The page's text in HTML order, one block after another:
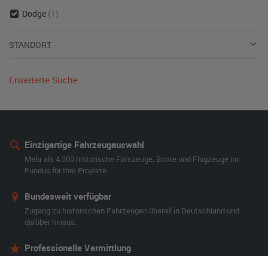
Dodge (1)
STANDORT
Erweiterte Suche
Einzigartige Fahrzeugauswahl
Mehr als 4.300 historische Fahrzeuge, Boote und Flugzeuge im
Fundus für Ihre Projekte.
Bundesweit verfügbar
Zugang zu historischen Fahrzeugen überall in Deutschland und
darüber hinaus.
Professionelle Vermittlung